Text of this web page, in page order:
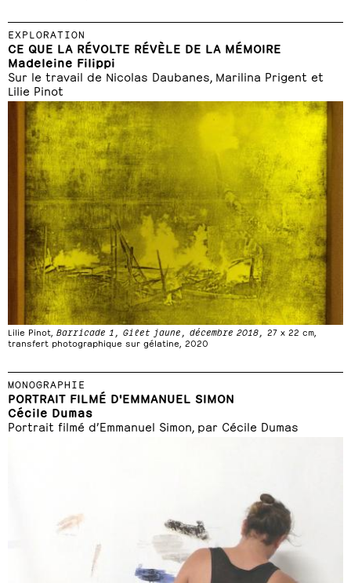
EXPLORATION
CE QUE LA RÉVOLTE RÉVÈLE DE LA MÉMOIRE
Madeleine Filippi
Sur le travail de Nicolas Daubanes, Marilina Prigent et
Lilie Pinot
Lilie Pinot, Barricade 1, Gilet jaune, décembre 2018, 27 x 22 cm,
transfert photographique sur gélatine, 2020
MONOGRAPHIE
PORTRAIT FILMÉ D'EMMANUEL SIMON
Cécile Dumas
Portrait filmé d’Emmanuel Simon, par Cécile Dumas